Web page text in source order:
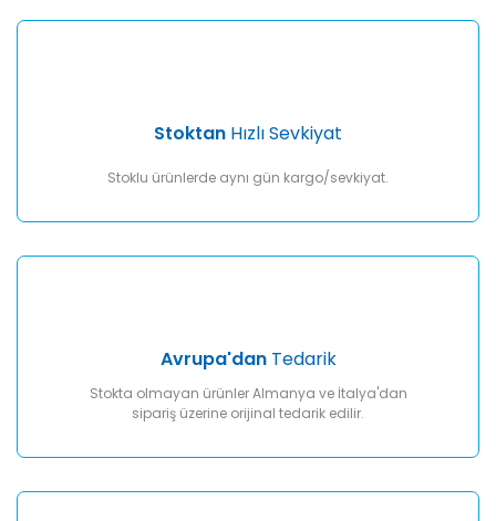
Stoktan Hızlı Sevkiyat
Stoklu ürünlerde aynı gün kargo/sevkiyat.
Avrupa'danTedarik
Stokta olmayan ürünler Almanya ve İtalya'dan
sipariş üzerine orijinal tedarik edilir.